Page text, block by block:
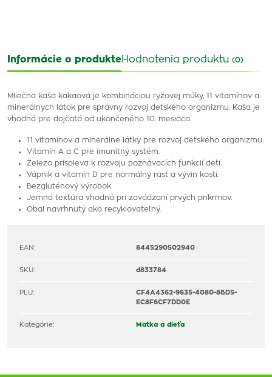
Informácie o produkteHodnotenia produktu (0)
Mliečna kaša kakaová je kombináciou ryžovej múky, 11 vitamínov a
minerálnych látok pre správny rozvoj detského organizmu. Kaša je
vhodná pre dojčatá od ukončeného 10. mesiaca.
11 vitamínov a minerálne látky pre rozvoj detského organizmu.
Vitamín A a C pre imunitný systém.
Železo prispieva k rozvoju poznávacích funkcií detí.
Vápnik a vitamín D pre normálny rast a vývin kostí.
Bezgluténový výrobok.
Jemná textúra vhodná pri zavádzaní prvých príkrmov.
Obal navrhnutý ako recyklovateľný.
EAN: 8445290502940
SKU: d833784
PLU:
CF4A4362-9635-4080-8BD5-
EC8F6CF7DD0E
Kategórie: Matka a dieťa